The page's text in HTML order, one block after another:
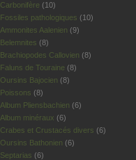
Carbonifère (10)
Fossiles pathologiques (10)
Ammonites Aalenien (9)
Belemnites (8)
Brachiopodes Callovien (8)
Faluns de Touraine (8)
Oursins Bajocien (8)
Poissons (8)
Album Pliensbachien (6)
Album minéraux (6)
Crabes et Crustacés divers (6)
Oursins Bathonien (6)
Septarias (6)